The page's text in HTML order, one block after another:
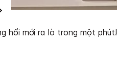
hổi mới ra lò trong một phút!